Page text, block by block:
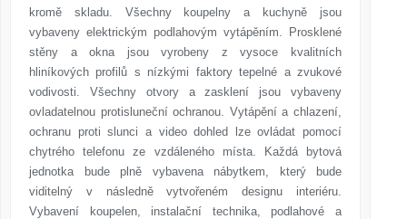
kromě skladu. Všechny koupelny a kuchyně jsou
vybaveny elektrickým podlahovým vytápěním. Prosklené
stěny a okna jsou vyrobeny z vysoce kvalitních
hliníkových profilů s nízkými faktory tepelné a zvukové
vodivosti. Všechny otvory a zasklení jsou vybaveny
ovladatelnou protisluneční ochranou. Vytápění a chlazení,
ochranu proti slunci a video dohled lze ovládat pomocí
chytrého telefonu ze vzdáleného místa. Každá bytová
jednotka bude plně vybavena nábytkem, který bude
viditelný v následně vytvořeném designu interiéru.
Vybavení koupelen, instalační technika, podlahové a